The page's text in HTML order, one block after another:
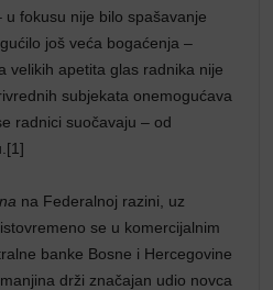
fokusu nije bilo spašavanje
još veća bogaćenja –
velikih apetita glas radnika nije
subjekata onemogućava
radnici suočavaju – od
na Federalnoj razini, uz
se u komercijalnim
banke Bosne i Hercegovine
drži značajan udio novca